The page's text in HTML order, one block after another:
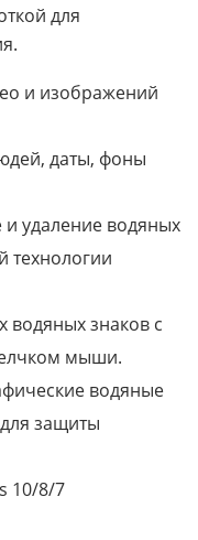
для
и изображений
даты, фоны
удаление водяных
технологии
водяных знаков с
мыши.
водяные
защиты
10/8/7